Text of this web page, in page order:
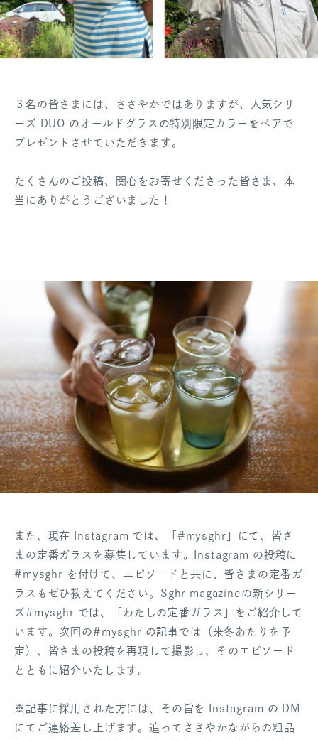
３名の皆さまには、ささやかではありますが、人気シリ
ーズ DUO のオールドグラスの特別限定カラーをペアで
プレゼントさせていただきます。
たくさんのご投稿、関心をお寄せくださった皆さま、本
当にありがとうございました！
また、現在 Instagram では、「#mysghr」にて、皆さ
まの定番ガラスを募集しています。Instagram の投稿に
#mysghr を付けて、エピソードと共に、皆さまの定番ガ
ラスもぜひ教えてください。Sghr magazineの新シリー
ズ#mysghr では、「わたしの定番ガラス」をご紹介して
います。次回の#mysghr の記事では（来冬あたりを予
定）、皆さまの投稿を再現して撮影し、そのエピソード
とともに紹介いたします。
※記事に採用された方には、その旨を Instagram の DM
にてご連絡差し上げます。追ってささやかながらの粗品